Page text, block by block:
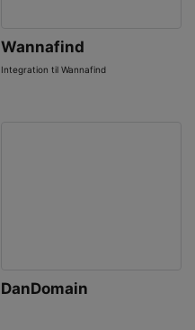
Wannafind
Integration til Wannafind
DanDomain